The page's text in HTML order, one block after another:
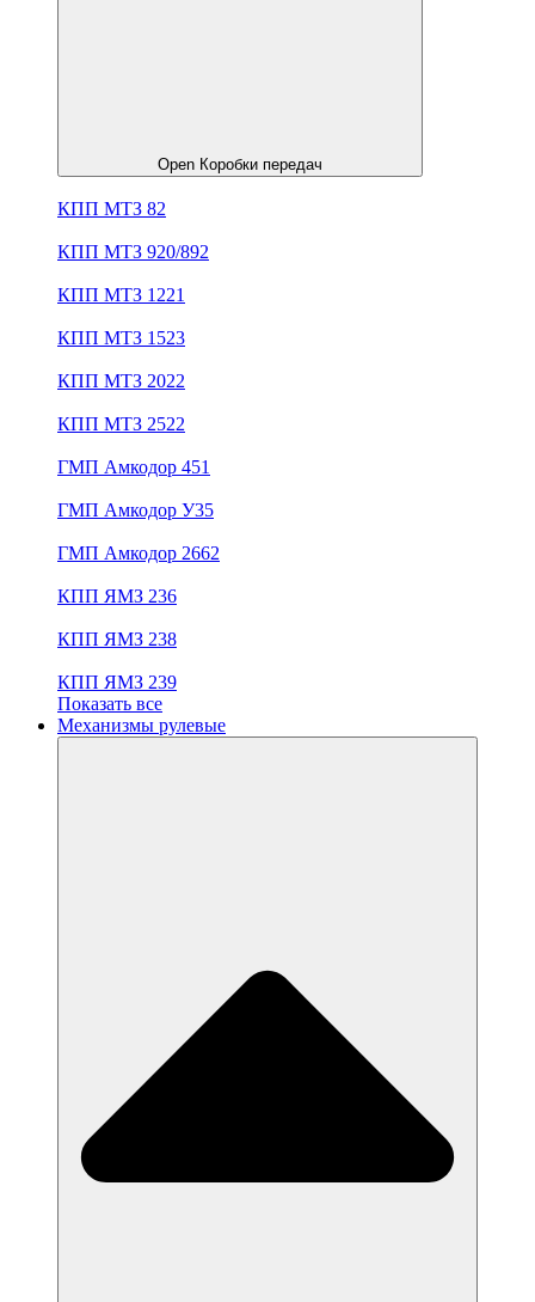
Open Коробки передач
КПП МТЗ 82
КПП МТЗ 920/892
КПП МТЗ 1221
КПП МТЗ 1523
КПП МТЗ 2022
КПП МТЗ 2522
ГМП Амкодор 451
ГМП Амкодор У35
ГМП Амкодор 2662
КПП ЯМЗ 236
КПП ЯМЗ 238
КПП ЯМЗ 239
Показать все
Механизмы рулевые